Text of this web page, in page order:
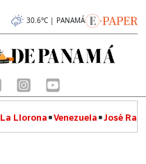
30.6°C | PANAMÁ
La Llorona Venezuela José